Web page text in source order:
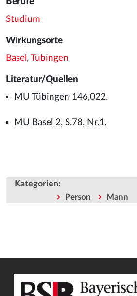
Studium
Wirkungsorte
Basel , Tübingen
Literatur/Quellen
MU Tübingen 146,022.
MU Basel 2, S.78, Nr.1.
Kategorien:
Person Mann